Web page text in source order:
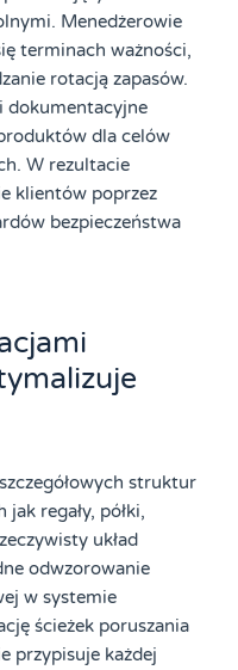
Menedżerowie
terminach ważności,
rotacją zapasów.
dokumentacyjne
dla celów
W rezultacie
klientów poprzez
bezpieczeństwa
struktur
regały, półki,
układ
odwzorowanie
w systemie
ścieżek poruszania
przypisuje każdej